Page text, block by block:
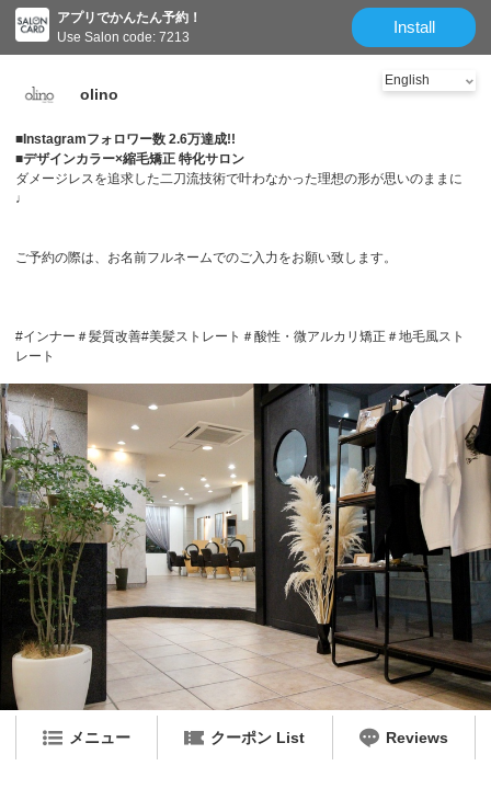
アプリでかんたん予約！
Use Salon code: 7213
Install
olino
■Instagramフォロワー数 2.6万達成!!
■デザインカラー×縮毛矯正 特化サロン
ダメージレスを追求した二刀流技術で叶わなかった理想の形が思いのままに
♩
ご予約の際は、お名前フルネームでのご入力をお願い致します。
#インナー＃髪質改善#美髪ストレート＃酸性・微アルカリ矯正＃地毛風スト
レート
メニュー クーポン List Reviews